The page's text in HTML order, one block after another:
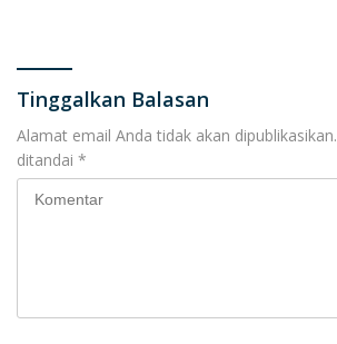
Tinggalkan Balasan
Alamat email Anda tidak akan dipublikasikan.
ditandai *